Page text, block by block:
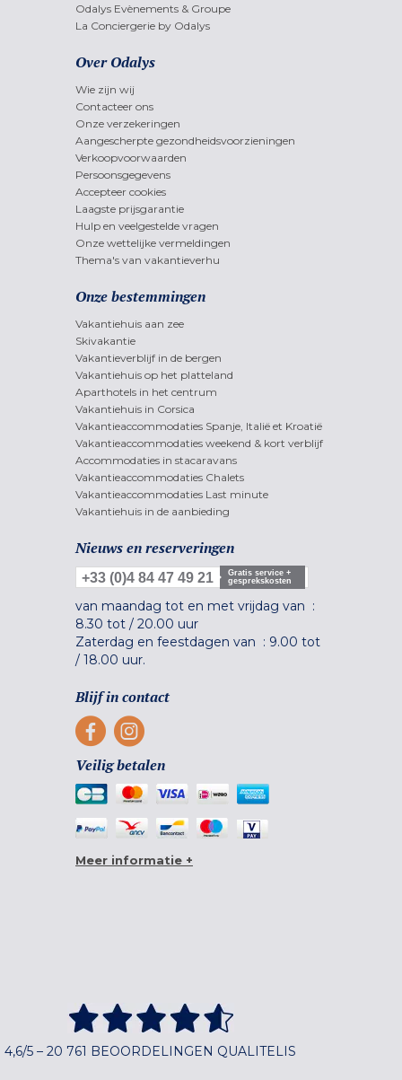
Odalys Evènements & Groupe
La Conciergerie by Odalys
Over Odalys
Wie zijn wij
Contacteer ons
Onze verzekeringen
Aangescherpte gezondheidsvoorzieningen
Verkoopvoorwaarden
Persoonsgegevens
Accepteer cookies
Laagste prijsgarantie
Hulp en veelgestelde vragen
Onze wettelijke vermeldingen
Thema's van vakantieverhu
Onze bestemmingen
Vakantiehuis aan zee
Skivakantie
Vakantieverblijf in de bergen
Vakantiehuis op het platteland
Aparthotels in het centrum
Vakantiehuis in Corsica
Vakantieaccommodaties Spanje, Italië et Kroatië
Vakantieaccommodaties weekend & kort verblijf
Accommodaties in stacaravans
Vakantieaccommodaties Chalets
Vakantieaccommodaties Last minute
Vakantiehuis in de aanbieding
Nieuws en reserveringen
+33 (0)4 84 47 49 21
Gratis service +
gesprekskosten
van maandag tot en met vrijdag van :
8.30 tot / 20.00 uur
Zaterdag en feestdagen van : 9.00 tot
/ 18.00 uur.
Blijf in contact
Veilig betalen
Meer informatie +
4,6/5 – 20 761 BEOORDELINGEN QUALITELIS